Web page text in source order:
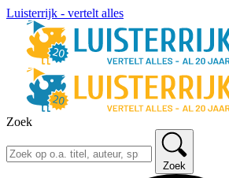
Luisterrijk - vertelt alles
Zoek
Zoek